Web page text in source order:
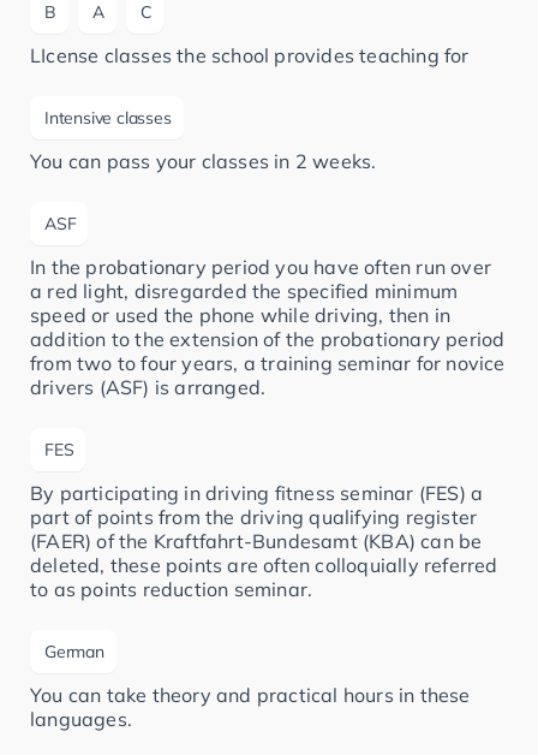
B A C
LIcense classes the school provides teaching for
Intensive classes
You can pass your classes in 2 weeks.
ASF
In the probationary period you have often run over
a red light, disregarded the specified minimum
speed or used the phone while driving, then in
addition to the extension of the probationary period
from two to four years, a training seminar for novice
drivers (ASF) is arranged.
FES
By participating in driving fitness seminar (FES) a
part of points from the driving qualifying register
(FAER) of the Kraftfahrt-Bundesamt (KBA) can be
deleted, these points are often colloquially referred
to as points reduction seminar.
German
You can take theory and practical hours in these
languages.